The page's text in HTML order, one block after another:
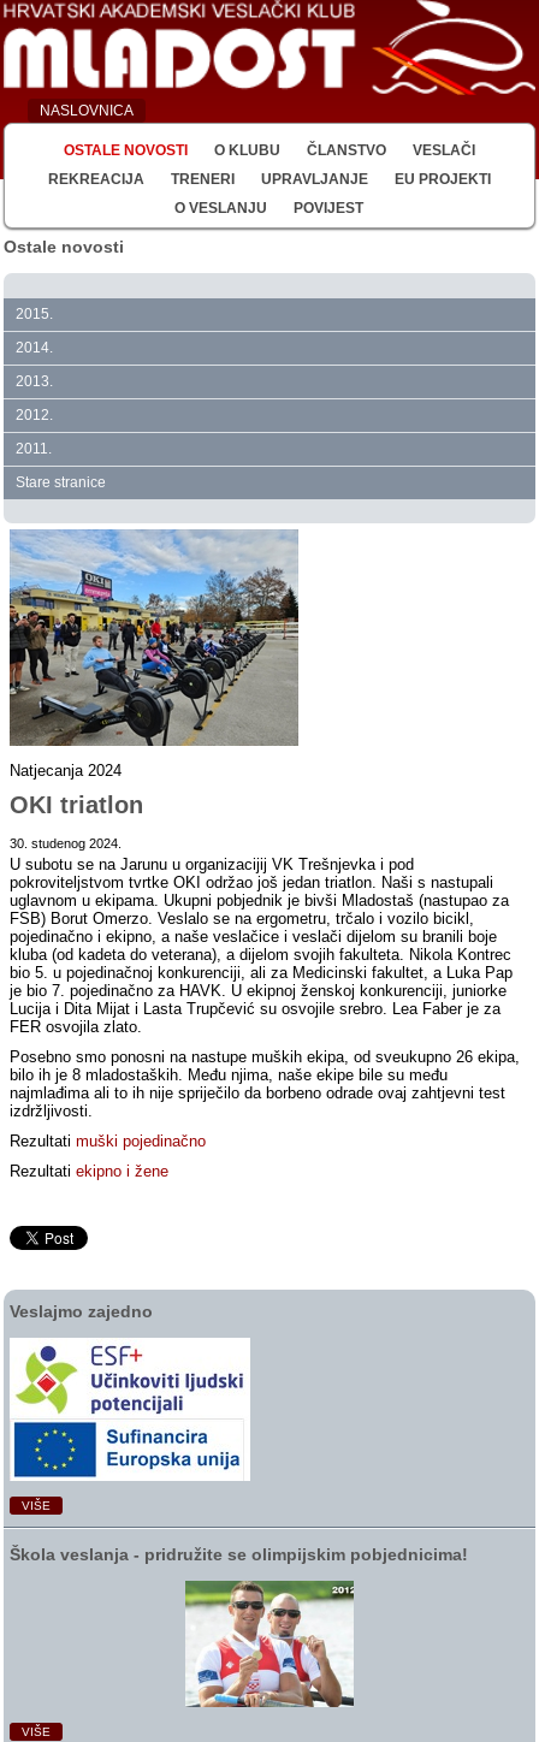
NASLOVNICA
OSTALE NOVOSTI O KLUBU ČLANSTVO
VESLAČI
REKREACIJA
TRENERI UPRAVLJANJE
EU PROJEKTI
O VESLANJU
POVIJEST
Ostale novosti
2015.
2014.
2013.
2012.
2011.
Stare stranice
Natjecanja 2024
OKI triatlon
30. studenog 2024.
U subotu se na Jarunu u organizacijij VK Trešnjevka i pod
pokroviteljstvom tvrtke OKI održao još jedan triatlon. Naši s nastupali
uglavnom u ekipama. Ukupni pobjednik je bivši Mladostaš (nastupao za
FSB) Borut Omerzo. Veslalo se na ergometru, trčalo i vozilo bicikl,
pojedinačno i ekipno, a naše veslačice i veslači dijelom su branili boje
kluba (od kadeta do veterana), a dijelom svojih fakulteta. Nikola Kontrec
bio 5. u pojedinačnoj konkurenciji, ali za Medicinski fakultet, a Luka Pap
je bio 7. pojedinačno za HAVK. U ekipnoj ženskoj konkurenciji, juniorke
Lucija i Dita Mijat i Lasta Trupčević su osvojile srebro. Lea Faber je za
FER osvojila zlato.
Posebno smo ponosni na nastupe muških ekipa, od sveukupno 26 ekipa,
bilo ih je 8 mladostaških. Među njima, naše ekipe bile su među
najmlađima ali to ih nije spriječilo da borbeno odrade ovaj zahtjevni test
izdržljivosti.
Rezultatimuški pojedinačno
Rezultatiekipno i žene
Veslajmo zajedno
VIŠE
Škola veslanja ‑ pridružite se olimpijskim pobjednicima!
VIŠE